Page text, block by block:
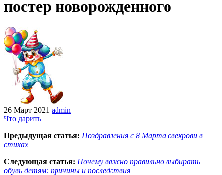
постер новорожденного
26 Март 2021 admin
Что дарить
Предыдущая статья: Поздравления с 8 Марта свекрови в
стихах
Следующая статья: Почему важно правильно выбирать
обувь детям: причины и последствия